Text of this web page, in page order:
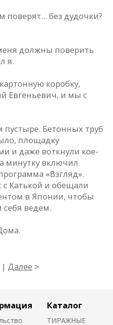
без дудочки?
должны поверить
я.
коробку,
Евгеньевич, и мы с
Бетонных труб
площадку
и даже воткнули кое-
минутку включил
«Взгляд».
Катькой и обещали
в Японии, чтобы
себя ведем.
| Далее >
Каталог
ТИРАЖНЫЕ